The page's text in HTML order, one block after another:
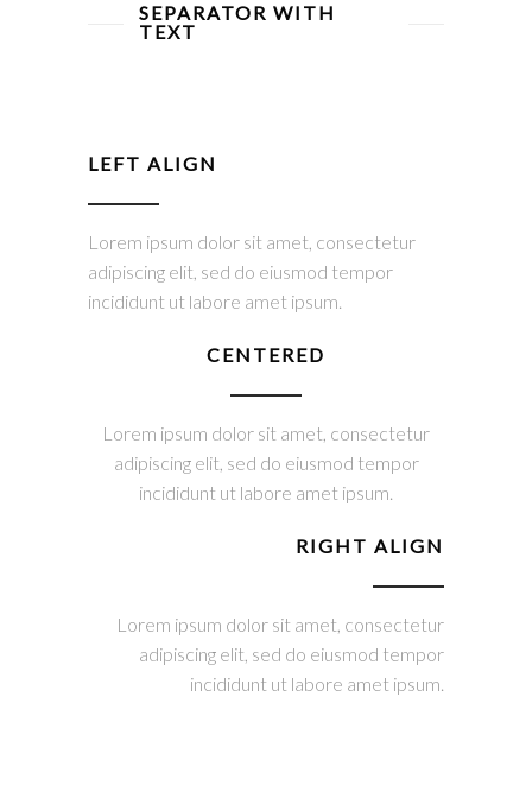
SEPARATOR WITH
TEXT
LEFT ALIGN
Lorem ipsum dolor sit amet, consectetur
adipiscing elit, sed do eiusmod tempor
incididunt ut labore amet ipsum.
CENTERED
Lorem ipsum dolor sit amet, consectetur
adipiscing elit, sed do eiusmod tempor
incididunt ut labore amet ipsum.
RIGHT ALIGN
Lorem ipsum dolor sit amet, consectetur
adipiscing elit, sed do eiusmod tempor
incididunt ut labore amet ipsum.